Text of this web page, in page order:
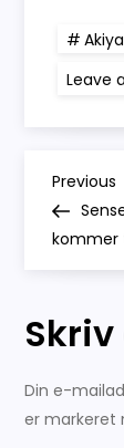
Leave
I
n
l
æ
Previous
Post
Previous
kommer
Din e-
er markeret